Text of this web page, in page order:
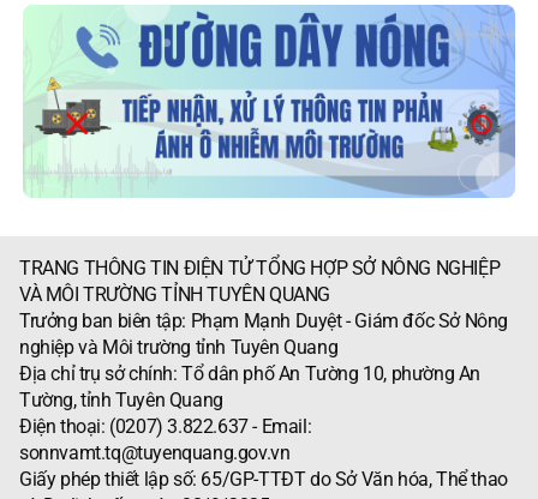
TRANG THÔNG TIN ĐIỆN TỬ TỔNG HỢP SỞ NÔNG NGHIỆP
VÀ MÔI TRƯỜNG TỈNH TUYÊN QUANG
Trưởng ban biên tập: Phạm Mạnh Duyệt - Giám đốc Sở Nông
nghiệp và Môi trường tỉnh Tuyên Quang
Địa chỉ trụ sở chính: Tổ dân phố An Tường 10, phường An
Tường, tỉnh Tuyên Quang
Điện thoại: (0207) 3.822.637 - Email:
sonnvamt.tq@tuyenquang.gov.vn
Giấy phép thiết lập số: 65/GP-TTĐT do Sở Văn hóa, Thể thao